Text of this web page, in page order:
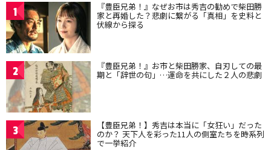
1 『豊臣兄弟！』なぜお市は秀吉の勧めで柴田勝
家と再婚した？悲劇に繋がる「真相」を史料と
伏線から探る
2 『豊臣兄弟！』お市と柴田勝家、自刃しての最
期と「辞世の句」…運命を共にした２人の悲劇
3 【豊臣兄弟！】秀吉は本当に「女狂い」だった
のか？ 天下人を彩った11人の側室たちを時系列
で一挙紹介